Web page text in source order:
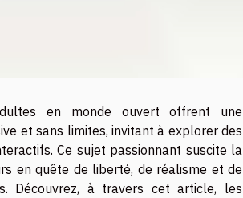
en monde ouvert offrent une
et sans limites, invitant à explorer des
Ce sujet passionnant suscite la
en quête de liberté, de réalisme et de
Découvrez, à travers cet article, les